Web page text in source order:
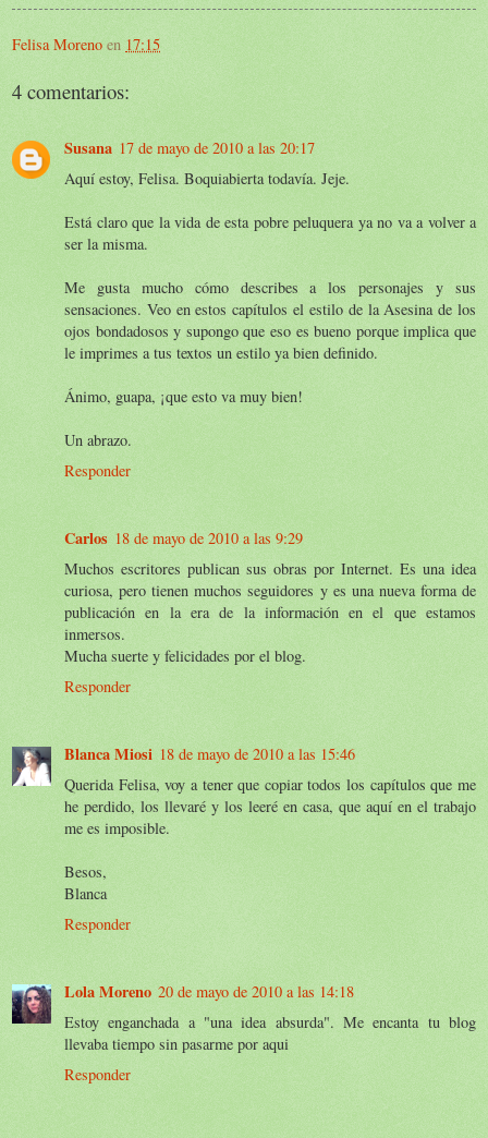
Felisa Moreno en 17:15
4 comentarios:
Susana 17 de mayo de 2010 a las 20:17
Aquí estoy, Felisa. Boquiabierta todavía. Jeje.
Está claro que la vida de esta pobre peluquera ya no va a volver a
ser la misma.
Me gusta mucho cómo describes a los personajes y sus
sensaciones. Veo en estos capítulos el estilo de la Asesina de los
ojos bondadosos y supongo que eso es bueno porque implica que
le imprimes a tus textos un estilo ya bien definido.
Ánimo, guapa, ¡que esto va muy bien!
Un abrazo.
Responder
Carlos 18 de mayo de 2010 a las 9:29
Muchos escritores publican sus obras por Internet. Es una idea
curiosa, pero tienen muchos seguidores y es una nueva forma de
publicación en la era de la información en el que estamos
inmersos.
Mucha suerte y felicidades por el blog.
Responder
Blanca Miosi 18 de mayo de 2010 a las 15:46
Querida Felisa, voy a tener que copiar todos los capítulos que me
he perdido, los llevaré y los leeré en casa, que aquí en el trabajo
me es imposible.
Besos,
Blanca
Responder
Lola Moreno 20 de mayo de 2010 a las 14:18
Estoy enganchada a "una idea absurda". Me encanta tu blog
llevaba tiempo sin pasarme por aqui
Responder